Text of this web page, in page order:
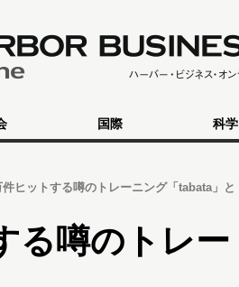
国際 科学
ヒットする噂のトレーニング「tabata」と
る噂のトレー